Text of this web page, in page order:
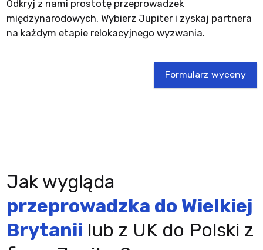
Odkryj z nami prostotę przeprowadzek
międzynarodowych. Wybierz Jupiter i zyskaj partnera
na każdym etapie relokacyjnego wyzwania.
Formularz wyceny
Jak wygląda
przeprowadzka do Wielkiej
Brytanii lub z UK do Polski z